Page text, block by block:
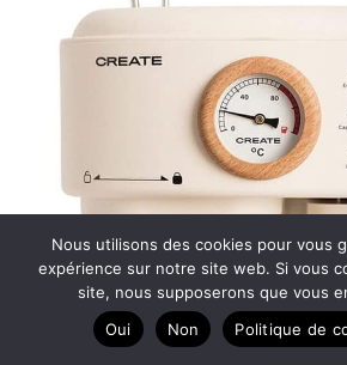
Nous utilisons des cookies pour vous
expérience sur notre site web. Si vous
site, nous supposerons que vous
Oui
Non Politique de